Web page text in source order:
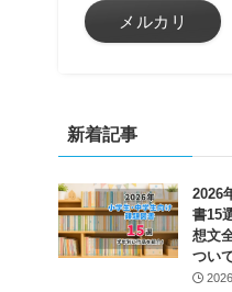
メルカリ
新着記事
2026
書15
想文
つい